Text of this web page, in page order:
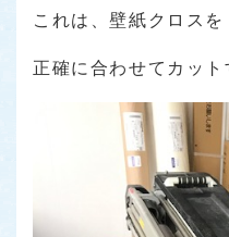
これは、壁紙クロスを
正確に合わせてカッ